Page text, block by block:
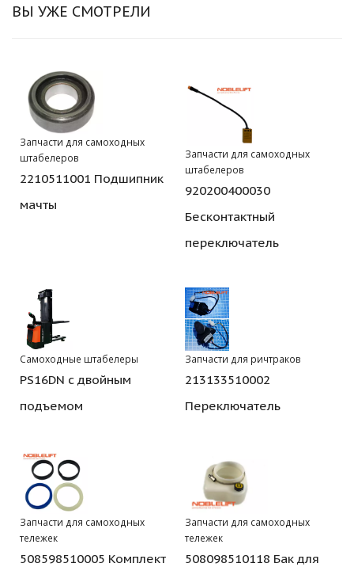
ВЫ УЖЕ СМОТРЕЛИ
Запчасти для самоходных
штабелеров
2210511001 Подшипник
мачты
Запчасти для самоходных
штабелеров
920200400030
Бесконтактный
переключатель
Самоходные штабелеры
PS16DN с двойным
подъемом
Запчасти для ричтраков
213133510002
Переключатель
Запчасти для самоходных
тележек
508598510005 Комплект
Запчасти для самоходных
тележек
508098510118 Бак для